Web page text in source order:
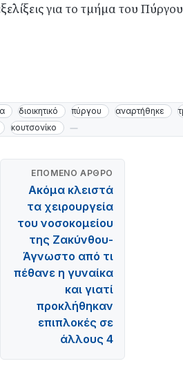
για το τμήμα του
διοικητικό πύργου αναρτήθηκε
κουτσονίκο
ΕΠΌΜΕΝΟ ΆΡΘΡΟ
Ακόμα κλειστά
τα χειρουργεία
του νοσοκομείου
της Ζακύνθου-
Άγνωστο από τι
πέθανε η γυναίκα
και γιατί
προκλήθηκαν
επιπλοκές σε
άλλους 4